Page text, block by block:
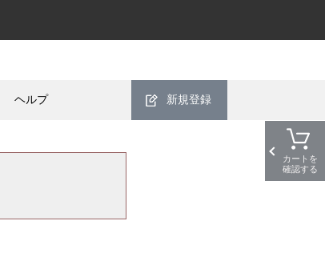
ヘルプ 新規登録
カートを
確認する